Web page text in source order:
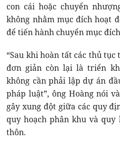
con cái hoặc chuyển
không nhằm mục đích hoạt
để tiến hành chuyển mục
“Sau khi hoàn tất các thủ
đơn giản còn lại là triển
không cần phải lập dự án
pháp luật”, ông Hoàng nói
gây xung đột giữa các quy
quy hoạch phân khu và quy
thôn.